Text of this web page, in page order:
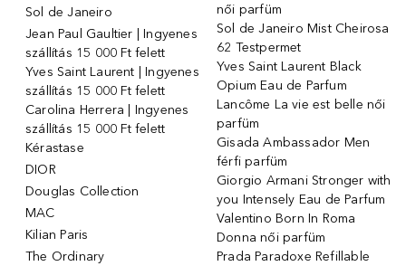
Sol de Janeiro
Jean Paul Gaultier | Ingyenes
szállítás 15 000 Ft felett
Yves Saint Laurent | Ingyenes
szállítás 15 000 Ft felett
Carolina Herrera | Ingyenes
szállítás 15 000 Ft felett
Kérastase
DIOR
Douglas Collection
MAC
Kilian Paris
The Ordinary
női parfüm
Sol de Janeiro Mist Cheirosa
62 Testpermet
Yves Saint Laurent Black
Opium Eau de Parfum
Lancôme La vie est belle női
parfüm
Gisada Ambassador Men
férfi parfüm
Giorgio Armani Stronger with
you Intensely Eau de Parfum
Valentino Born In Roma
Donna női parfüm
Prada Paradoxe Refillable